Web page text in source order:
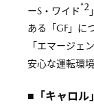
ーS・ワイド*2
ある「GF」に
「エマージェ
安心な運転環
■「キャロル